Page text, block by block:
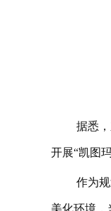
据悉
开展“凯图
作为
美化环境